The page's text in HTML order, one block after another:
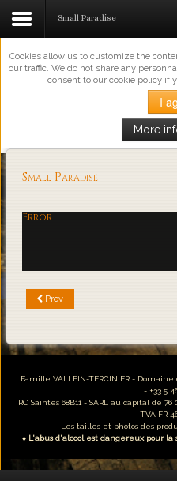
This Website
Cookies allow us to customize the
our traffic. We do not share any
consent to our cookie policy if
I
More
Loading...
Small Paradise
Small Paradise
Error
Prev
Famille VALLEIN-TERCINIER - Domaine
- +33 5
RC Saintes 68B11 - SARL au capital de 76
- TVA FR
Les tailles et photos des
♦ L'abus d'alcool est dangereux pour